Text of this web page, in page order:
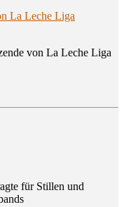
von La Leche Liga
für Stillen und